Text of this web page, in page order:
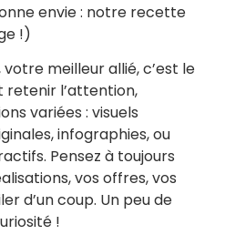
envie : notre recette
!)
votre meilleur allié, c’est le
l’attention,
variées : visuels
infographies, ou
Pensez à toujours
vos offres, vos
d’un coup. Un peu de
!